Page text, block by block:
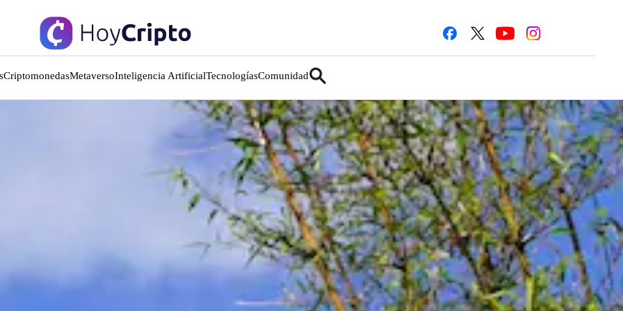
CriptomonedasMetaversoInteligencia ArtificialTecnologíasComunidad